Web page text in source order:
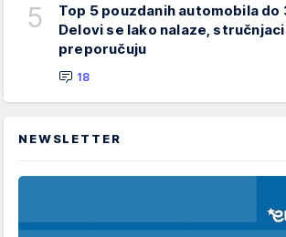
5
Top 5 pouzdanih automobila
Delovi se lako nalaze,
preporučuju
18
NEWSLETTER